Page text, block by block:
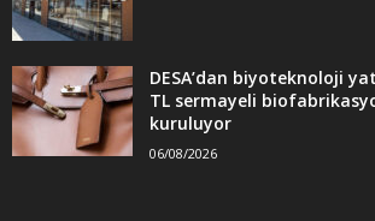
DESA’dan biyoteknoloji
TL sermayeli
kuruluyor
06/08/2026